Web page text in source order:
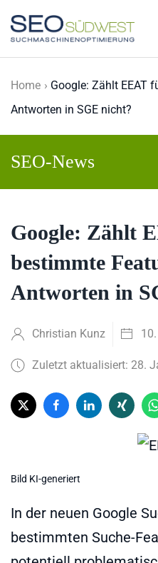
Skip to main content
Home
Google: Zählt EEAT
Antworten in SGE nicht?
SEO-News
Google: Zählt
bestimmte
Antworten in
Christian Kunz
Zuletzt aktualisiert: 28.
Bild KI-generiert
In der neuen Google
bestimmten Suche-